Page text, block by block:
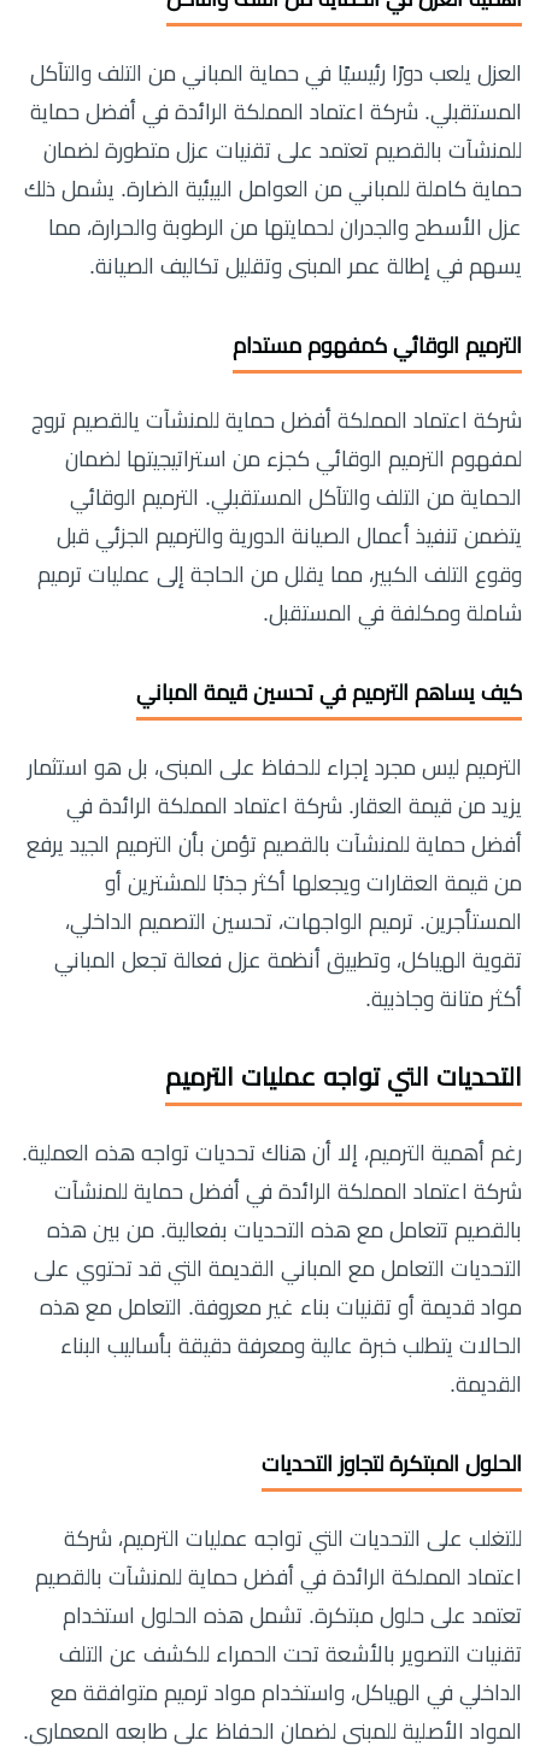
العزل يلعب دورًا رئيسيًا في حماية المباني من التلف والتآكل
المستقبلي. شركة اعتماد المملكة الرائدة في أفضل حماية
للمنشآت بالقصيم تعتمد على تقنيات عزل متطورة لضمان
حماية كاملة للمباني من العوامل البيئية الضارة. يشمل ذلك
عزل الأسطح والجدران لحمايتها من الرطوبة والحرارة، مما
يسهم في إطالة عمر المبنى وتقليل تكاليف الصيانة.
الترميم الوقائي كمفهوم مستدام
شركة اعتماد المملكة أفضل حماية للمنشآت يالقصيم تروج
لمفهوم الترميم الوقائي كجزء من استراتيجيتها لضمان
الحماية من التلف والتآكل المستقبلي. الترميم الوقائي
يتضمن تنفيذ أعمال الصيانة الدورية والترميم الجزئي قبل
وقوع التلف الكبير، مما يقلل من الحاجة إلى عمليات ترميم
شاملة ومكلفة في المستقبل.
كيف يساهم الترميم في تحسين قيمة المباني
الترميم ليس مجرد إجراء للحفاظ على المبنى، بل هو استثمار
يزيد من قيمة العقار. شركة اعتماد المملكة الرائدة في
أفضل حماية للمنشآت بالقصيم تؤمن بأن الترميم الجيد يرفع
من قيمة العقارات ويجعلها أكثر جذبًا للمشترين أو
المستأجرين. ترميم الواجهات، تحسين التصميم الداخلي،
تقوية الهياكل، وتطبيق أنظمة عزل فعالة تجعل المباني
أكثر متانة وجاذبية.
التحديات التي تواجه عمليات الترميم
رغم أهمية الترميم، إلا أن هناك تحديات تواجه هذه العملية.
شركة اعتماد المملكة الرائدة في أفضل حماية للمنشآت
بالقصيم تتعامل مع هذه التحديات بفعالية. من بين هذه
التحديات التعامل مع المباني القديمة التي قد تحتوي على
مواد قديمة أو تقنيات بناء غير معروفة. التعامل مع هذه
الحالات يتطلب خبرة عالية ومعرفة دقيقة بأساليب البناء
القديمة.
الحلول المبتكرة لتجاوز التحديات
للتغلب على التحديات التي تواجه عمليات الترميم، شركة
اعتماد المملكة الرائدة في أفضل حماية للمنشآت بالقصيم
تعتمد على حلول مبتكرة. تشمل هذه الحلول استخدام
تقنيات التصوير بالأشعة تحت الحمراء للكشف عن التلف
الداخلي في الهياكل، واستخدام مواد ترميم متوافقة مع
المواد الأصلية للمبنى لضمان الحفاظ على طابعه المعماري.